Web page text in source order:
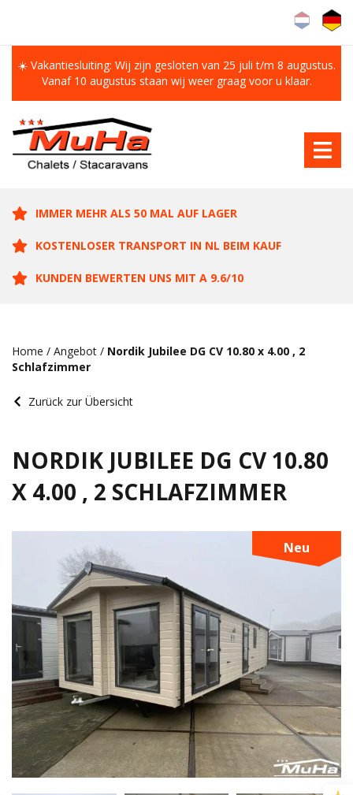
☀️ Vakantiesluiting: Wij zijn gesloten van 25 juli t/m 8 augustus.
Vanaf 10 augustus staan wij weer graag voor u klaar.
IMMER MEHR ALS 50 MAL AUF LAGER
KOSTENLOSER TRANSPORT IN NL BEIM KAUF
KUNDEN BEWERTEN UNS MIT A 9.6/10
Home / Angebot / Nordik Jubilee DG CV 10.80 x 4.00 , 2
Schlafzimmer
Zurück zur Übersicht
NORDIK JUBILEE DG CV 10.80
X 4.00 , 2 SCHLAFZIMMER
Neu